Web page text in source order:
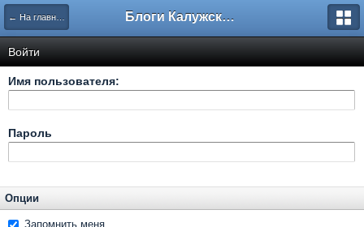
← На главную Блоги Калужского перекрестка
Войти
Имя пользователя:
Пароль
Опции
Запомнить меня